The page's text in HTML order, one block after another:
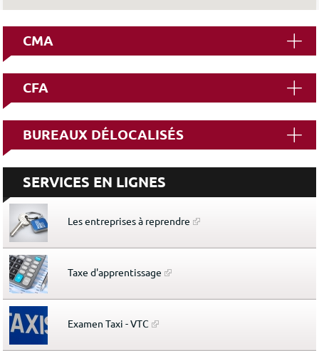
CMA
CFA
BUREAUX DÉLOCALISÉS
SERVICES EN LIGNES
Les entreprises à reprendre
Taxe d'apprentissage
Examen Taxi - VTC